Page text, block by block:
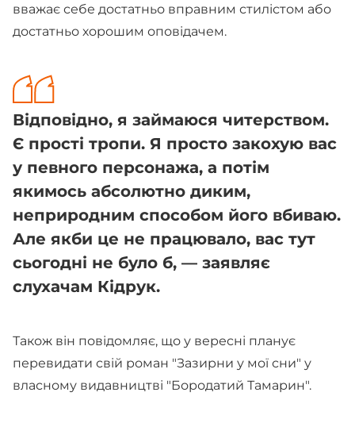
вважає себе достатньо вправним стилістом або
достатньо хорошим оповідачем.
Відповідно, я займаюся читерством.
Є прості тропи. Я просто закохую вас
у певного персонажа, а потім
якимось абсолютно диким,
неприродним способом його вбиваю.
Але якби це не працювало, вас тут
сьогодні не було б, — заявляє
слухачам Кідрук.
Також він повідомляє, що у вересні планує
перевидати свій роман "Зазирни у мої сни" у
власному видавництві "Бородатий Тамарин".